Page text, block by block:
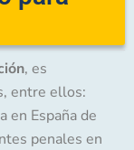
, es
entre ellos:
en España de
penales en